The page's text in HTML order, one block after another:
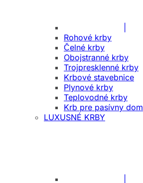
Rohové krby
Čelné krby
Obojstranné krby
Trojpresklenné krby
Krbové stavebnice
Plynové krby
Teplovodné krby
Krb pre pasívny dom
LUXUSNÉ KRBY